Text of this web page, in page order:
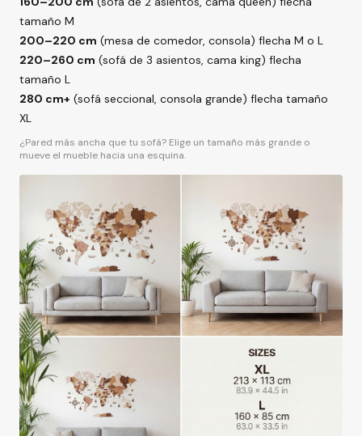
tamaño M
200–220 cm (mesa de comedor, consola) flecha M o L
220–260 cm (sofá de 3 asientos, cama king) flecha
tamaño L
280 cm+ (sofá seccional, consola grande) flecha tamaño
XL
¿Pared más ancha que tu sofá? Elige un tamaño más grande o
mueve el mueble hacia una esquina.